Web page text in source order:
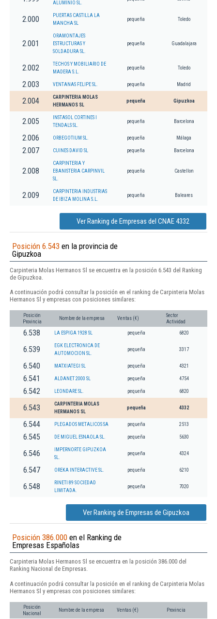
ALUMINIO SL.
2.000
PUERTAS CASTILLA LA
MANCHA SL
pequeña Toledo
2.001
ORAMONTAJES
ESTRUCTURAS Y
SOLDADURA SL.
pequeña Guadalajara
2.002
TECHOS Y MOBILIARIO DE
MADERA S.L.
pequeña Toledo
2.003 VENTANAS FELIPE SL. pequeña Madrid
2.004
CARPINTERIA MOLAS
HERMANOS SL
pequeña Gipuzkoa
2.005
INSTASOL CORTINES I
TENDALS SL.
pequeña Barcelona
2.006 ORBEGOTIUM SL. pequeña Málaga
2.007 CUINES DAVID SL pequeña Barcelona
2.008
CARPINTERIA Y
EBANISTERIA CARPINVIL
SL.
pequeña Castellon
2.009
CARPINTERIA INDUSTRIAS
DE IBIZA MOLINA S.L.
pequeña Baleares
Ver Ranking de Empresas del CNAE 4332
Posición 6.543 en la provincia de
Gipuzkoa
Carpinteria Molas Hermanos Sl se encuentra en la posición 6.543 del Ranking
de Gipuzkoa.
A continuación podrá consultar la posición en el ranking de Carpinteria Molas
Hermanos Sl y empresas con posiciones similares:
Posición
Provincia
Nombre de la empresa Ventas (€)
Sector
Actividad
6.538 LA ESPIGA 1928 SL pequeña 6820
6.539
EGK ELECTRONICA DE
AUTOMOCION SL.
pequeña 3317
6.540 MATXIATEGI SL pequeña 4321
6.541 ALDANET 2000 SL pequeña 4754
6.542 LEONDARE SL. pequeña 6820
6.543
CARPINTERIA MOLAS
HERMANOS SL
pequeña 4332
6.544 PLEGADOS METALICOS SA pequeña 2513
6.545 DE MIGUEL ESNAOLA SL. pequeña 5630
6.546
IMPERNORTE GIPUZKOA
SL.
pequeña 4324
6.547 OREKA INTERACTIVE SL. pequeña 6210
6.548
RINETI 89 SOCIEDAD
LIMITADA.
pequeña 7020
Ver Ranking de Empresas de Gipuzkoa
Posición 386.000 en el Ranking de
Empresas Españolas
Carpinteria Molas Hermanos Sl se encuentra en la posición 386.000 del
Ranking Nacional de Empresas.
A continuación podrá consultar la posición en el ranking de Carpinteria Molas
Hermanos Sl y empresas con posiciones similares:
Posición
Nacional
Nombre de la empresa Ventas (€) Provincia